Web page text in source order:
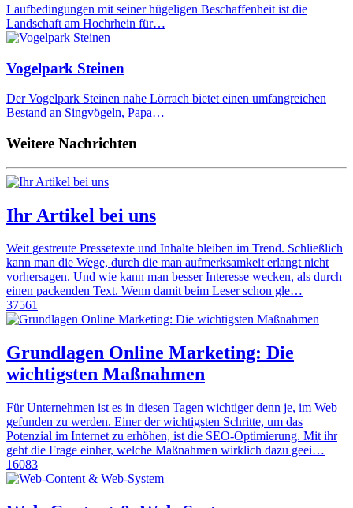
Laufbedingungen mit seiner hügeligen Beschaffenheit ist die
Landschaft am Hochrhein für…
Vogelpark Steinen
Der Vogelpark Steinen nahe Lörrach bietet einen umfangreichen
Bestand an Singvögeln, Papa…
Weitere Nachrichten
Ihr Artikel bei uns
Weit gestreute Pressetexte und Inhalte bleiben im Trend. Schließlich
kann man die Wege, durch die man aufmerksamkeit erlangt nicht
vorhersagen. Und wie kann man besser Interesse wecken, als durch
einen packenden Text. Wenn damit beim Leser schon gle…
37561
Grundlagen Online Marketing: Die
wichtigsten Maßnahmen
Für Unternehmen ist es in diesen Tagen wichtiger denn je, im Web
gefunden zu werden. Einer der wichtigsten Schritte, um das
Potenzial im Internet zu erhöhen, ist die SEO-Optimierung. Mit ihr
geht die Frage einher, welche Maßnahmen wirklich dazu geei…
16083